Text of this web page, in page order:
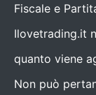
Fiscale e
Ilovetrading.it
quanto viene
Non può